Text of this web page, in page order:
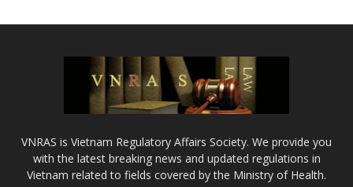
VNRAS is Vietnam Regulatory Affairs Society. We provide you
with the latest breaking news and updated regulations in
Vietnam related to fields covered by the Ministry of Health.